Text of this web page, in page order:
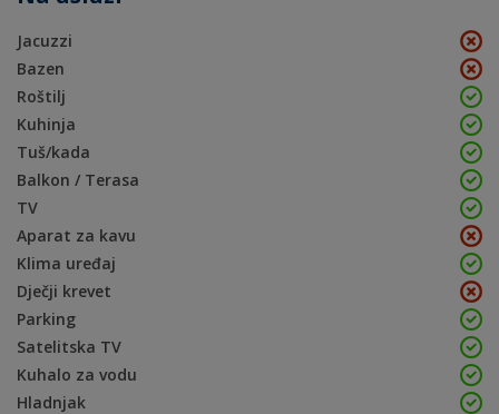
Jacuzzi
Bazen
Roštilj
Kuhinja
Tuš/kada
Balkon / Terasa
TV
Aparat za kavu
Klima uređaj
Dječji krevet
Parking
Satelitska TV
Kuhalo za vodu
Hladnjak